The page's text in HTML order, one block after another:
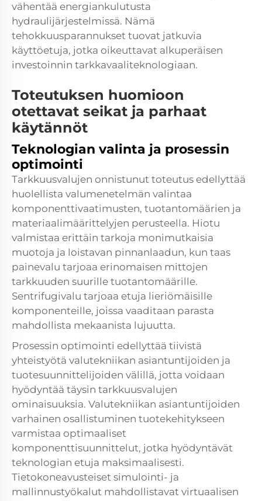
vähentää energiankulutusta
hydraulijärjestelmissä. Nämä
tehokkuusparannukset tuovat jatkuvia
käyttöetuja, jotka oikeuttavat alkuperäisen
investoinnin tarkkavaaliteknologiaan.
Toteutuksen huomioon
otettavat seikat ja parhaat
käytännöt
Teknologian valinta ja prosessin
optimointi
Tarkkuusvalujen onnistunut toteutus edellyttää
huolellista valumenetelmän valintaa
komponenttivaatimusten, tuotantomäärien ja
materiaalimäärittelyjen perusteella. Hiotu
valmistaa erittäin tarkoja monimutkaisia
muotoja ja loistavan pinnanlaadun, kun taas
painevalu tarjoaa erinomaisen mittojen
tarkkuuden suurille tuotantomäärille.
Sentrifugivalu tarjoaa etuja lieriömäisille
komponenteille, joissa vaaditaan parasta
mahdollista mekaanista lujuutta.
Prosessin optimointi edellyttää tiivistä
yhteistyötä valutekniikan asiantuntijoiden ja
tuotesuunnittelijoiden välillä, jotta voidaan
hyödyntää täysin tarkkuusvalujen
ominaisuuksia. Valutekniikan asiantuntijoiden
varhainen osallistuminen tuotekehitykseen
varmistaa optimaaliset
komponenttisuunnittelut, jotka hyödyntävät
teknologian etuja maksimaalisesti.
Tietokoneavusteiset simulointi- ja
mallinnustyökalut mahdollistavat virtuaalisen